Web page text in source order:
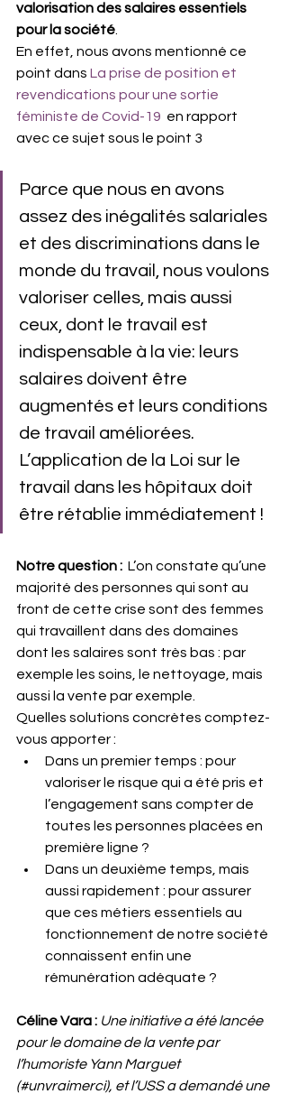
valorisation des salaires essentiels
pour la société
En effet, nous avons mentionné ce
point dans La prise de position et
revendications pour une sortie
féministe de Covid-19
  en rapport
avec ce sujet sous le point 3
Parce que nous en avons
assez des inégalités salariales
et des discriminations dans le
monde du travail, nous voulons
valoriser celles, mais aussi
ceux, dont le travail est
indispensable à la vie: leurs
salaires doivent être
augmentés et leurs conditions
de travail améliorées.
L’application de la Loi sur le
travail dans les hôpitaux doit
être rétablie immédiatement !
Notre question : L’on constate qu’une
majorité des personnes qui sont au
front de cette crise sont des femmes
qui travaillent dans des domaines
dont les salaires sont très bas : par
exemple les soins, le nettoyage, mais
aussi la vente par exemple.
Quelles solutions concrètes comptez-
vous apporter :
Dans un premier temps : pour
valoriser le risque qui a été pris et
l’engagement sans compter de
toutes les personnes placées en
première ligne ?
Dans un deuxième temps, mais
aussi rapidement : pour assurer
que ces métiers essentiels au
fonctionnement de notre société
connaissent enfin une
rémunération adéquate ?
Céline Vara : Une initiative a été lancée
pour le domaine de la vente par
l’humoriste Yann Marguet
(#unvraimerci), et l’USS a demandé une